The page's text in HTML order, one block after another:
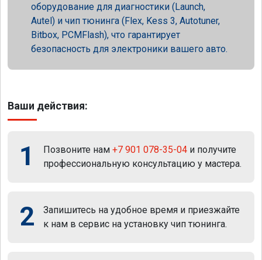
оборудование для диагностики (Launch,
Autel) и чип тюнинга (Flex, Kess 3, Autotuner,
Bitbox, PCMFlash), что гарантирует
безопасность для электроники вашего авто.
Ваши действия:
1 Позвоните нам +7 901 078-35-04 и получите
профессиональную консультацию у мастера.
2
Запишитесь на удобное время и приезжайте
к нам в сервис на установку чип тюнинга.